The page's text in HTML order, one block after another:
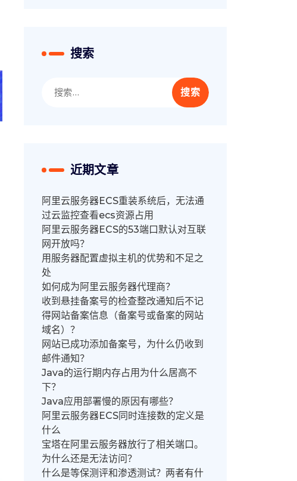
搜索
索：
近期文章
阿里云服务器ECS重装系统后，无法通
过云监控查看ecs资源占用
阿里云服务器ECS的53端口默认对互联
网开放吗？
用服务器配置虚拟主机的优势和不足之
处
如何成为阿里云服务器代理商？
收到悬挂备案号的检查整改通知后不记
得网站备案信息（备案号或备案的网站
域名）？
网站已成功添加备案号，为什么仍收到
邮件通知？
Java的运行期内存占用为什么居高不
下？
Java应用部署慢的原因有哪些？
阿里云服务器ECS同时连接数的定义是
什么
宝塔在阿里云服务器放行了相关端口。
为什么还是无法访问？
什么是等保测评和渗透测试？两者有什